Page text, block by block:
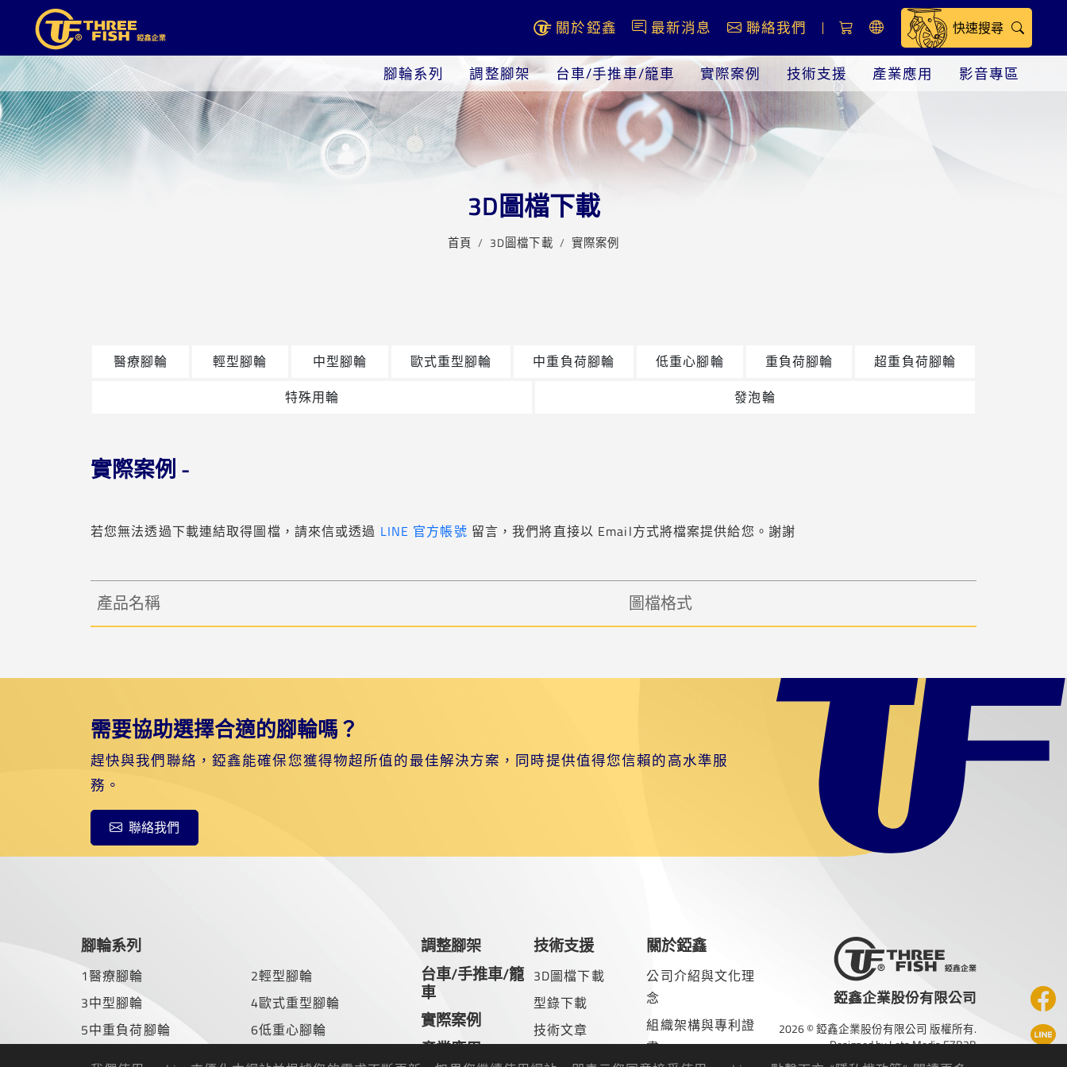
關於錏鑫 最新消息 聯絡我們 快速搜尋
腳輪系列 調整腳架 台車/手推車/籠車 實際案例 技術支援 產業應用 影音專區
3D圖檔下載
首頁 3D圖檔下載 實際案例
醫療腳輪 輕型腳輪 中型腳輪 歐式重型腳輪 中重負荷腳輪 低重心腳輪 重負荷腳輪
超重負荷腳輪
特殊用輪
發泡輪
實際案例 -
若您無法透過下載連結取得圖檔，請來信或透過 LINE 官方帳號 留言，我們將直接以 Email方式將檔案提供給您。謝謝
產品名稱 圖檔格式
需要協助選擇合適的腳輪嗎？
趕快與我們聯絡，錏鑫能確保您獲得物超所值的最佳解決方案，同時提供值得您信賴的高水準服
務。
聯絡我們
腳輪系列
1醫療腳輪
2輕型腳輪
3中型腳輪
4歐式重型腳輪
5中重負荷腳輪
6低重心腳輪
調整腳架
台車/手推車/籠
車
實際案例
產業應用
技術支援
3D圖檔下載
型錄下載
技術文章
關於錏鑫
公司介紹與文化理
念
組織架構與專利證
書
錏鑫企業股份有限公司
2026 © 錏鑫企業股份有限公司 版權所有.
Designedby Lets MediaEZB2B